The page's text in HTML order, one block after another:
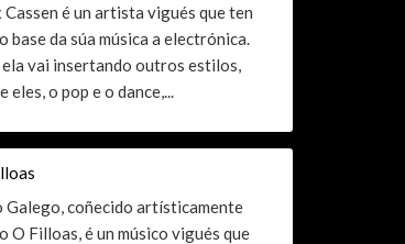
Cassen é un artista vigués que ten
base da súa música a electrónica.
vai insertando outros estilos,
eles, o pop e o dance,...
Galego, coñecido artísticamente
O Filloas, é un músico vigués que